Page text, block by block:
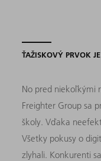
ŤAŽISKOVÝ PRVOK
No pred niekoľkými
Freighter Group sa
školy. Vďaka
Všetky pokusy o
zlyhali. Konkurenti